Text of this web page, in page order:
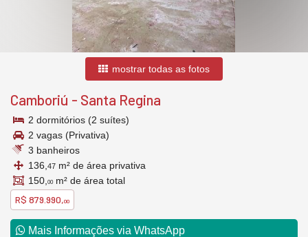
mostrar todas as fotos
Camboriú - Santa Regina
2 dormitórios (2 suítes)
2 vagas (Privativa)
3 banheiros
136, 47 m² de área privativa
150, 00 m² de área total
R$ 879.990,00
Mais Informações via WhatsApp